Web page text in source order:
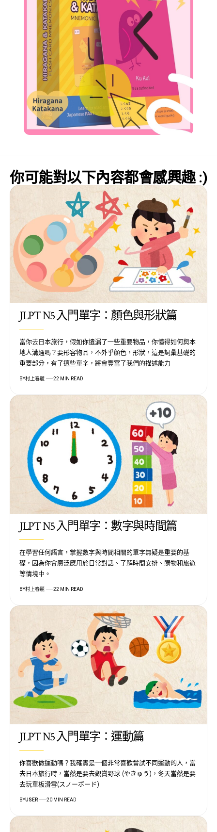
你可能對以下內容都會感興趣 :)
JLPT N5 入門單字：顏色與形狀篇
當你去日本旅行，假如你遺漏了一些重要物品，你懂得如何與本
地人溝通嗎？要形容物品，不外乎顏色，形狀，這是詞彙基礎的
重要部分，有了這些單字，將會豐富了我們的描述能力
BY村上春麗 22 MIN READ
JLPT N5 入門單字：數字與時間篇
在學習任何語言，掌握數字與時間相關的單字無疑是重要的基
礎，因為你會廣泛應用於日常對話、了解時間安排、購物和旅遊
等情境中。
BY村上春麗 22 MIN READ
JLPT N5 入門單字：運動篇
你喜歡做運動嗎？我確實是一個非常喜歡嘗試不同運動的人，當
去日本旅行時，當然是要去觀賞野球 (やきゅう)，冬天當然是要
去玩單板滑雪(スノーボード)
BYUSER 20 MIN READ